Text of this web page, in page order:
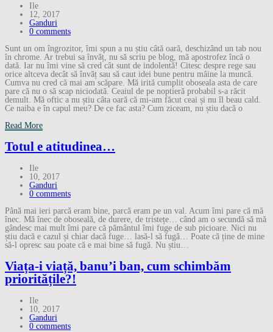
Ile
12, 2017
Ganduri
0 comments
Sunt un om îngrozitor, îmi spun a nu știu câtă oară, deschizând un tab nou
în chrome. Ar trebui sa învăț, nu să scriu pe blog, mă apostrofez încă o
dată. Iar nu îmi vine să cred cât sunt de indolentă! Citesc despre rege sau
orice altceva decât să învăț sau să caut idei bune pentru mâine la muncă.
Cumva nu cred că mai am scăpare. Mă irită cumplit oboseala asta de care
pare că nu o să scap niciodată. Ceaiul de pe noptieră probabil s-a răcit
demult. Mă oftic a nu știu câta oară că mi-am făcut ceai și nu îl beau cald.
Ce naiba e în capul meu? De ce fac asta? Cum ziceam, nu știu dacă o
Read More
Totul e atitudinea…
Ile
10, 2017
Ganduri
0 comments
Până mai ieri parcă eram bine, parcă eram pe un val. Acum îmi pare că mă
înec. Mă înec de oboseală, de durere, de tristețe… când am o secundă să mă
gândesc mai mult îmi pare că pământul îmi fuge de sub picioare. Nici nu
știu dacă e cazul și chiar dacă fuge… lasă-l să fugă… Poate că ține de mine
să-l opresc sau poate că e mai bine să fugă. Nu știu…
Viața-i viață, banu’i ban, cum schimbăm
prioritățile?!
Ile
10, 2017
Ganduri
0 comments